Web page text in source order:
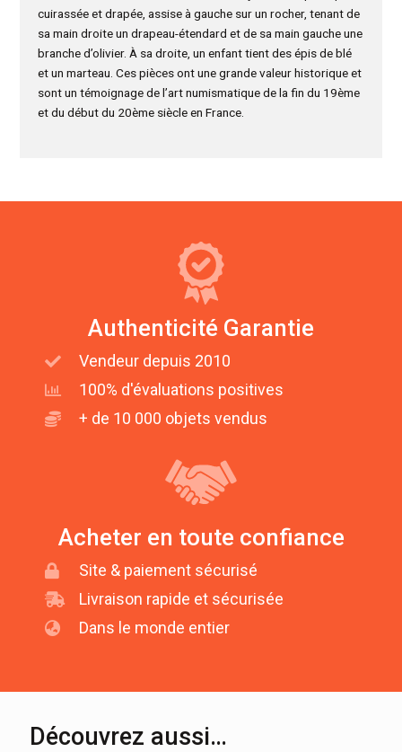
cuirassée et drapée, assise à gauche sur un rocher, tenant de
sa main droite un drapeau-étendard et de sa main gauche une
branche d’olivier. À sa droite, un enfant tient des épis de blé
et un marteau. Ces pièces ont une grande valeur historique et
sont un témoignage de l’art numismatique de la fin du 19ème
et du début du 20ème siècle en France.
Authenticité Garantie
Vendeur depuis 2010
100% d'évaluations positives
+ de 10 000 objets vendus
Acheter en toute confiance
Site & paiement sécurisé
Livraison rapide et sécurisée
Dans le monde entier
Découvrez aussi…